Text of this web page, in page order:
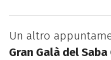
Un altro
Gran Galà del Saba